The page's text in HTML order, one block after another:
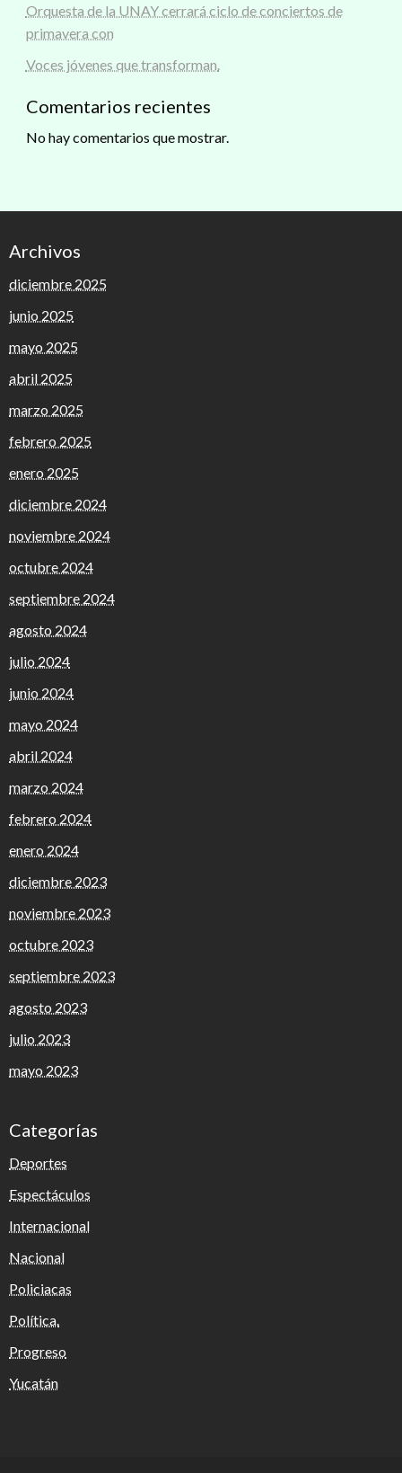
Orquesta de la UNAY cerrará ciclo de conciertos de
primavera con
Voces jóvenes que transforman.
Comentarios recientes
No hay comentarios que mostrar.
Archivos
diciembre 2025
junio 2025
mayo 2025
abril 2025
marzo 2025
febrero 2025
enero 2025
diciembre 2024
noviembre 2024
octubre 2024
septiembre 2024
agosto 2024
julio 2024
junio 2024
mayo 2024
abril 2024
marzo 2024
febrero 2024
enero 2024
diciembre 2023
noviembre 2023
octubre 2023
septiembre 2023
agosto 2023
julio 2023
mayo 2023
Categorías
Deportes
Espectáculos
Internacional
Nacional
Policiacas
Política.
Progreso
Yucatán